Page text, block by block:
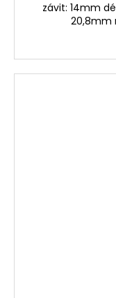
závit: 14mm
20,8mm